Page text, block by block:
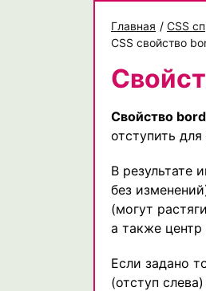
Главная / CSS
CSS свойство
Свойство
отступить
В результате
без
(могут
а также
Если задано
(отступ